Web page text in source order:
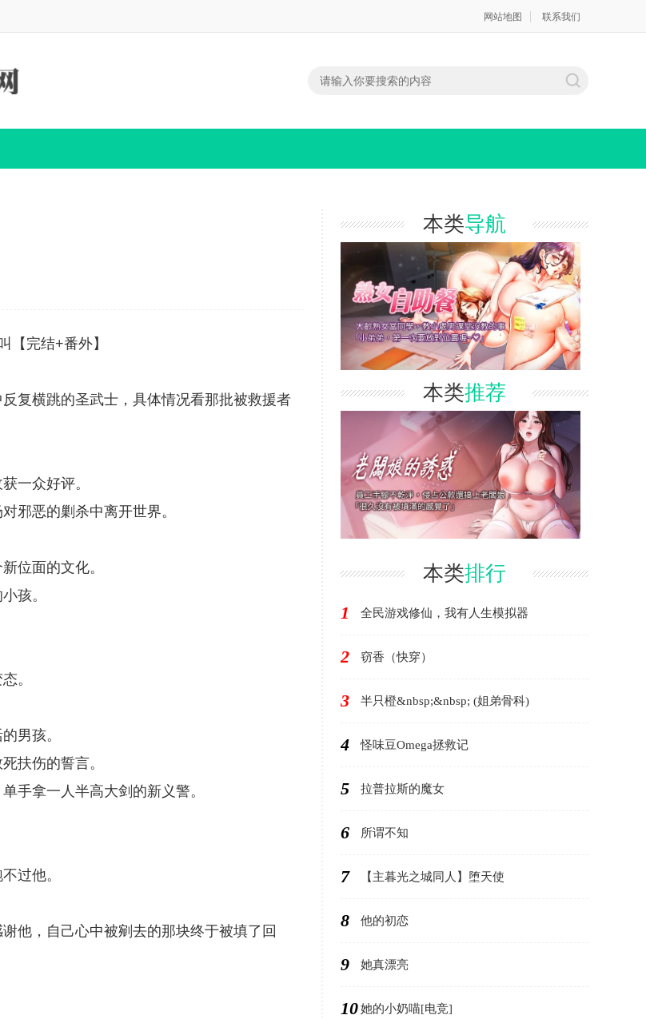
网站地图 联系我们
【完结+番外】
复横跳的圣武士，具体情况看那批被救援者
一众好评。
邪恶的剿杀中离开世界。
位面的文化。
孩。
。
男孩。
扶伤的誓言。
手拿一人半高大剑的新义警。
过他。
他，自己心中被剜去的那块终于被填了回
本类导航
本类推荐
本类排行
1 全民游戏修仙，我有人生模拟器
2 窃香（快穿）
3 半只橙&nbsp;&nbsp; (姐弟骨科)
4 怪味豆Omega拯救记
5 拉普拉斯的魔女
6 所谓不知
7 【主暮光之城同人】堕天使
8 他的初恋
9 她真漂亮
10她的小奶喵[电竞]